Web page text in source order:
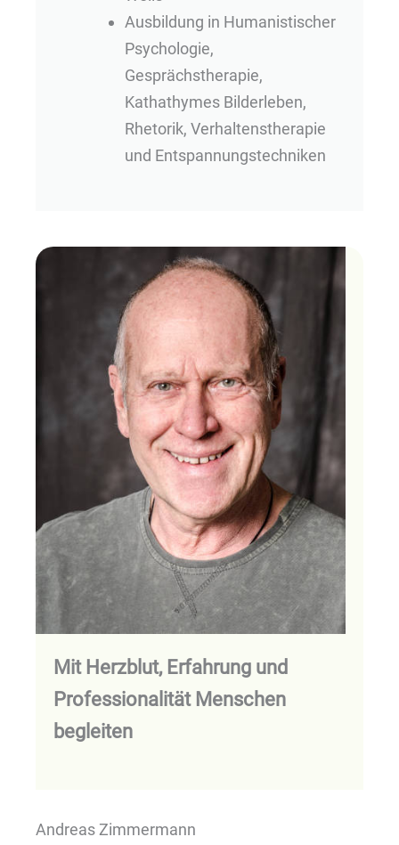
Ausbildung in Humanistischer
Psychologie,
Gesprächstherapie,
Kathathymes Bilderleben,
Rhetorik, Verhaltenstherapie
und Entspannungstechniken
Mit Herzblut, Erfahrung und
Professionalität Menschen
begleiten
Andreas Zimmermann